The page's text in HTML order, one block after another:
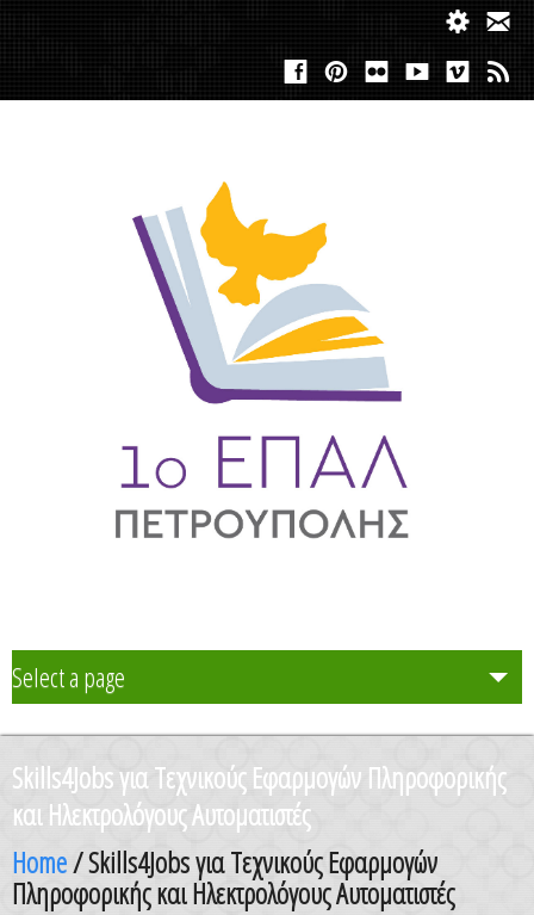
Select a page
Το Σχολείο μας
Δράση Μαθητείας
Καθηγητές
Skills4Jobs για Τεχνικούς Εφαρμογών Πληροφορικής
και Ηλεκτρολόγους Αυτοματιστές
Home/ Skills4Jobs για Τεχνικούς Εφαρμογών
Πληροφορικής και Ηλεκτρολόγους Αυτοματιστές